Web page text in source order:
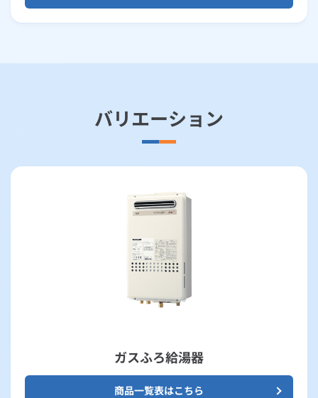
バリエーション
ガスふろ給湯器
商品一覧表はこちら